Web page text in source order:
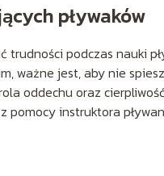
pływaków
trudności podczas nauki
ważne jest, aby nie
oddechu oraz
pomocy instruktora